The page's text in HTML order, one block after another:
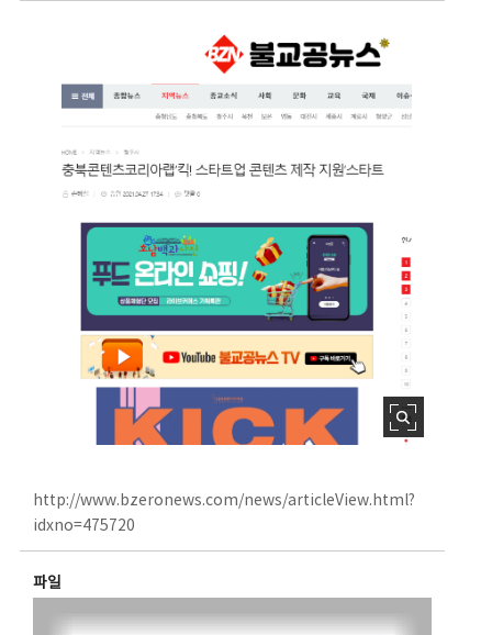
http://www.bzeronews.com/news/articleView.html?
idxno=475720
파일